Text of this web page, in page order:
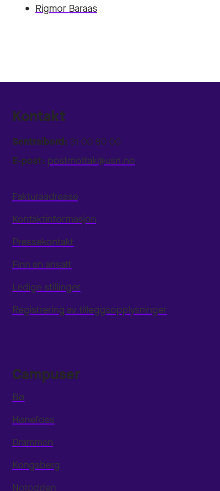
Rigmor Baraas
Kontakt
Sentralbord: 31 00 80 00
E-post: postmottak@usn.no
Fakturaadresse
Kontaktinformasjon
Pressekontakt
Finn en ansatt
Ledige stillinger
Registrering av tilleggsopplysninger
Campuser
Bø
Hønefoss
Drammen
Kongsberg
Notodden